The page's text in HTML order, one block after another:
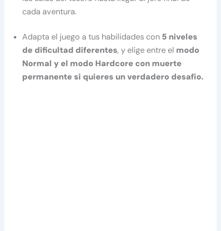
cada aventura.
Adapta el juego a tus habilidades con 5 niveles
de dificultad diferentes, y elige entre el modo
Normal y el modo Hardcore con muerte
permanente si quieres un verdadero desafío.